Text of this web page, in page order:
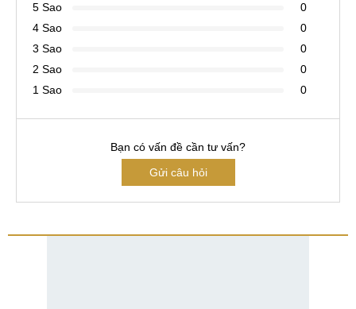
5 Sao
0
4 Sao
0
3 Sao
0
2 Sao
0
1 Sao
0
Bạn có vấn đề cần tư vấn?
Gửi câu hỏi